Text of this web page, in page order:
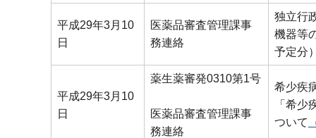
平成29年3月10
日
医薬品審査管理課事
務連絡
独立行
機器等
予定分
平成29年3月10
日
薬生薬審発0310第1号
医薬品審査管理課事
務連絡
希少疾
「希
ついて